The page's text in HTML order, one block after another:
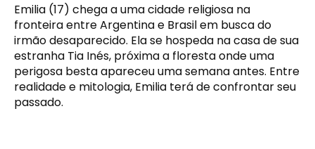
Emilia (17) chega a uma cidade religiosa na
fronteira entre Argentina e Brasil em busca do
irmão desaparecido. Ela se hospeda na casa de sua
estranha Tia Inés, próxima a floresta onde uma
perigosa besta apareceu uma semana antes. Entre
realidade e mitologia, Emilia terá de confrontar seu
passado.